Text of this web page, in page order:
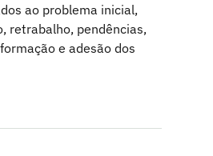
ao problema inicial,
retrabalho, pendências,
e adesão dos